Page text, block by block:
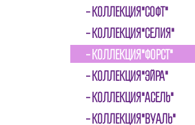
КОЛЛЕКЦИЯ"СОФТ"
КОЛЛЕКЦИЯ"СЕЛИЯ"
КОЛЛЕКЦИЯ"ФОРСТ"
КОЛЛЕКЦИЯ"ЭЙРА"
КОЛЛЕКЦИЯ"АСЕЛЬ"
КОЛЛЕКЦИЯ"ВУАЛЬ"